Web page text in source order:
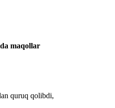
maqollar
quruq qolibdi,